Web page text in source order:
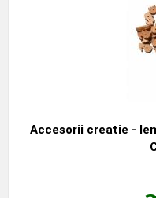
Accesorii creatie -